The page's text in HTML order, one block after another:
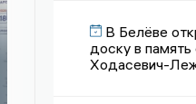
В Белёве
доску в
Ходасевич-